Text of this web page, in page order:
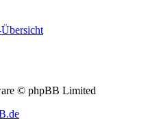
© phpBB Limited